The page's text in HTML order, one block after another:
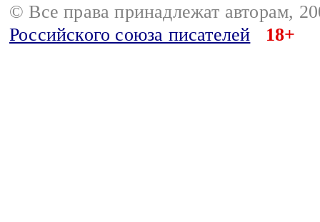
© Все права принадлежат авторам,
Российского союза писателей
18+